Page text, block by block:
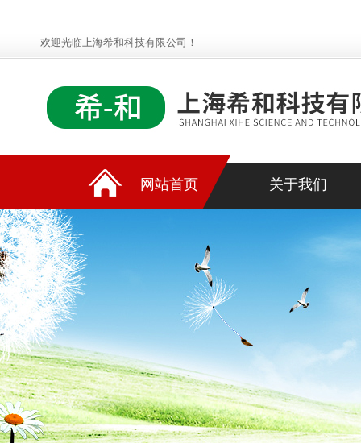
欢迎光临上海希和科技有限公司！
网站首页 关于我们